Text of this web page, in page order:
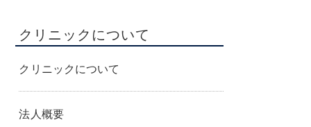
クリニックについて
クリニックについて
法人概要